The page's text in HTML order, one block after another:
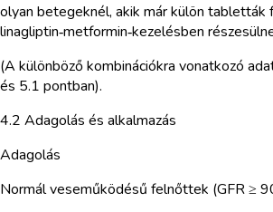
olyan betegeknél, akik már külön tabletták
linagliptin‑metformin‑kezelésben
(A különböző kombinációkra vonatkozó
és 5.1 pontban).
4.2 Adagolás és alkalmazás
Adagolás
Normál veseműködésű felnőttek (GFR ≥